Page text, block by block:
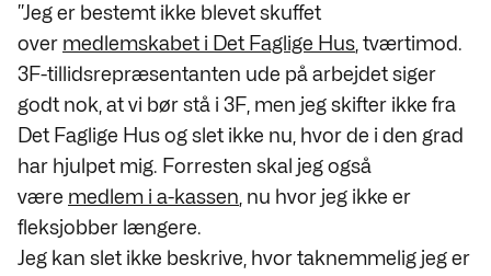
”Jeg er bestemt ikke blevet skuffet
over medlemskabet i Det Faglige Hus , tværtimod.
3F-tillidsrepræsentanten ude på arbejdet siger
godt nok, at vi bør stå i 3F, men jeg skifter ikke fra
Det Faglige Hus og slet ikke nu, hvor de i den grad
har hjulpet mig. Forresten skal jeg også
være medlem i a-kassen , nu hvor jeg ikke er
fleksjobber længere.
Jeg kan slet ikke beskrive, hvor taknemmelig jeg er